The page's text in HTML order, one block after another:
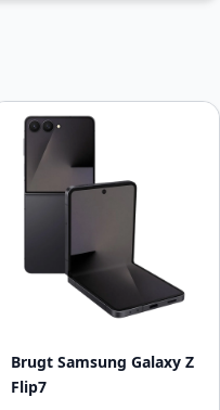
Brugt Samsung Galaxy Z
Flip7